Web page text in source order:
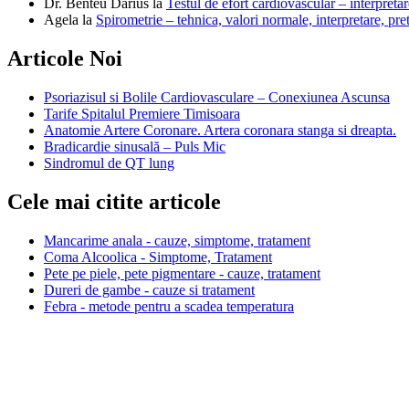
Dr. Benteu Darius la Testul de efort cardiovascular –
Agela la Spirometrie – tehnica, valori normale, interpretare, pret
Articole Noi
Psoriazisul si Bolile Cardiovasculare – Conexiunea Ascunsa
Tarife Spitalul Premiere Timisoara
Anatomie Artere Coronare. Artera coronara stanga si dreapta.
Bradicardie sinusală – Puls Mic
Sindromul de QT lung
Cele mai citite articole
Mancarime anala - cauze, simptome, tratament
Coma Alcoolica - Simptome, Tratament
Pete pe piele, pete pigmentare - cauze, tratament
Dureri de gambe - cauze si tratament
Febra - metode pentru a scadea temperatura